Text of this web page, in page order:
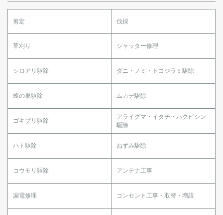
剪定 伐採
草刈り シャッター修理
シロアリ駆除 ダニ・ノミ・トコジラミ駆除
蜂の巣駆除 ムカデ駆除
ゴキブリ駆除
アライグマ・イタチ・ハクビシン
駆除
ハト駆除 ねずみ駆除
コウモリ駆除 アンテナ工事
漏電修理 コンセント工事・取替・増設